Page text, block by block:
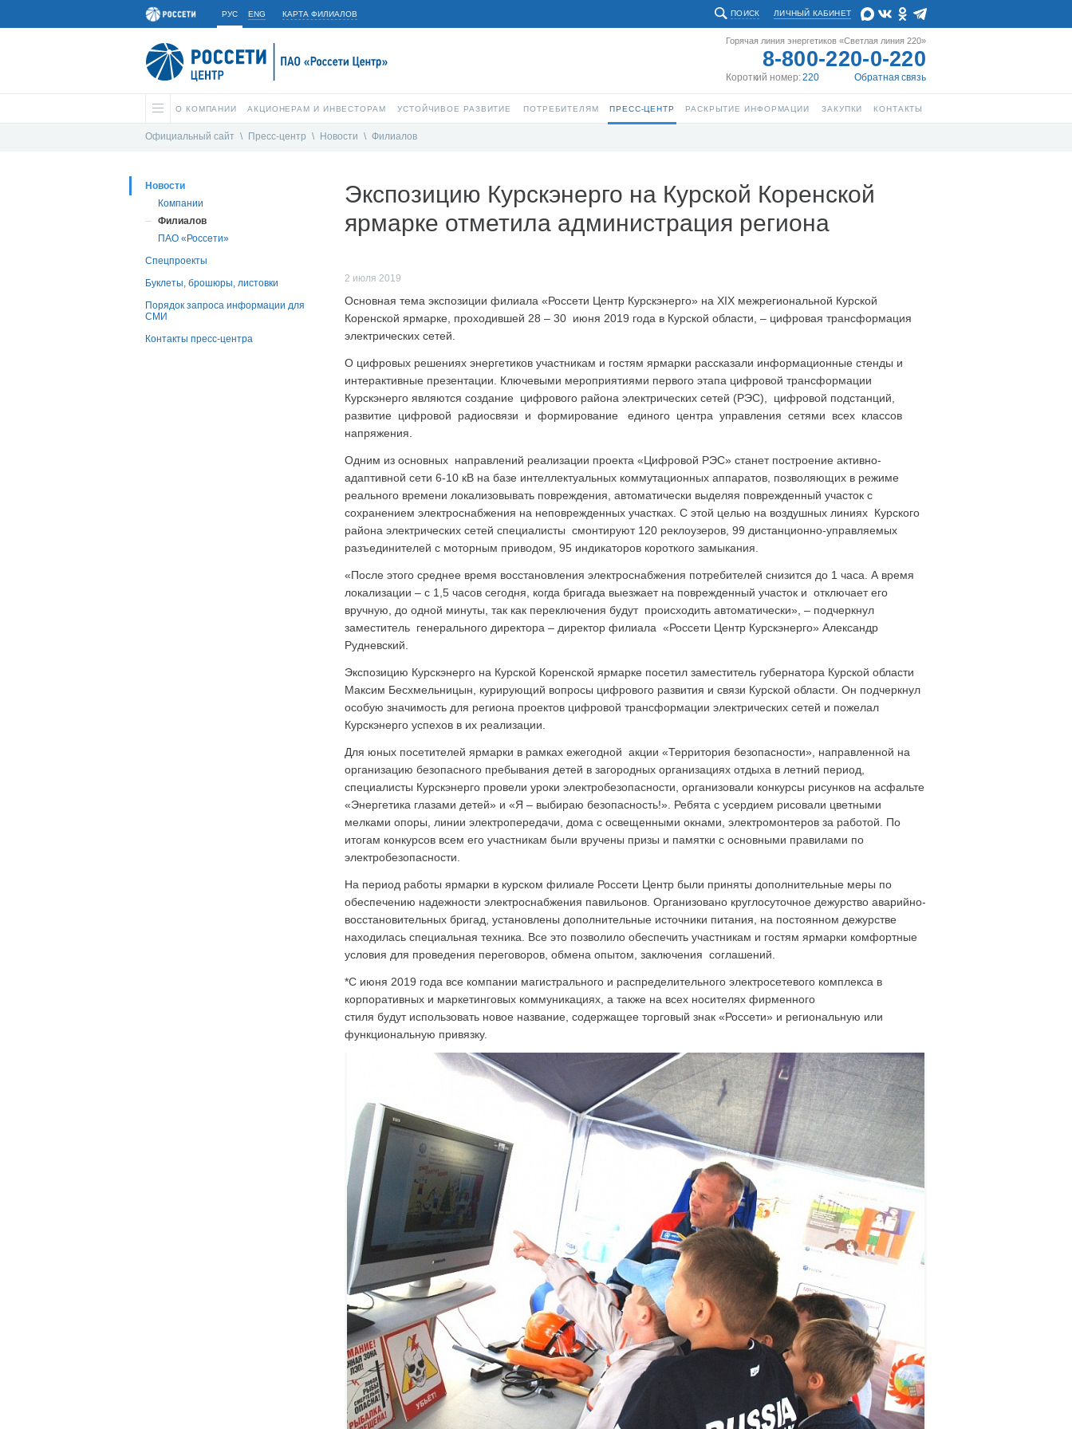
РУС ENG КАРТА ФИЛИАЛОВ ЛИЧНЫЙ КАБИНЕТ
ПОИСК
Горячая линия энергетиков «Светлая линия 220»
8-800-220-0-220
Короткий номер:220 Обратная связь
О КОМПАНИИ АКЦИОНЕРАМ И ИНВЕСТОРАМ УСТОЙЧИВОЕ РАЗВИТИЕ ПОТРЕБИТЕЛЯМ ПРЕСС-ЦЕНТР РАСКРЫТИЕ ИНФОРМАЦИИ ЗАКУПКИ КОНТАКТЫ
Официальный сайт \ Пресс-центр \ Новости \ Филиалов
Новости
Компании
Филиалов
ПАО «Россети»
Спецпроекты
Буклеты, брошюры, листовки
Порядок запроса информации для
СМИ
Контакты пресс-центра
Экспозицию Курскэнерго на Курской Коренской
ярмарке отметила администрация региона
2 июля 2019
Основная тема экспозиции филиала «Россети Центр Курскэнерго» на XIX межрегиональной Курской
Коренской ярмарке, проходившей 28 – 30 июня 2019 года в Курской области, – цифровая трансформация
электрических сетей.
О цифровых решениях энергетиков участникам и гостям ярмарки рассказали информационные стенды и
интерактивные презентации. Ключевыми мероприятиями первого этапа цифровой трансформации
Курскэнерго являются создание цифрового района электрических сетей (РЭС), цифровой подстанций,
развитие цифровой радиосвязи и формирование единого центра управления сетями всех классов
напряжения.
Одним из основных направлений реализации проекта «Цифровой РЭС» станет построение активно-
адаптивной сети 6-10 кВ на базе интеллектуальных коммутационных аппаратов, позволяющих в режиме
реального времени локализовывать повреждения, автоматически выделяя поврежденный участок с
сохранением электроснабжения на неповрежденных участках. С этой целью на воздушных линиях Курского
района электрических сетей специалисты смонтируют 120 реклоузеров, 99 дистанционно-управляемых
разъединителей с моторным приводом, 95 индикаторов короткого замыкания.
«После этого среднее время восстановления электроснабжения потребителей снизится до 1 часа. А время
локализации – с 1,5 часов сегодня, когда бригада выезжает на поврежденный участок и отключает его
вручную, до одной минуты, так как переключения будут происходить автоматически», – подчеркнул
заместитель генерального директора – директор филиала «Россети Центр Курскэнерго» Александр
Рудневский.
Экспозицию Курскэнерго на Курской Коренской ярмарке посетил заместитель губернатора Курской области
Максим Бесхмельницын, курирующий вопросы цифрового развития и связи Курской области. Он подчеркнул
особую значимость для региона проектов цифровой трансформации электрических сетей и пожелал
Курскэнерго успехов в их реализации.
Для юных посетителей ярмарки в рамках ежегодной акции «Территория безопасности», направленной на
организацию безопасного пребывания детей в загородных организациях отдыха в летний период,
специалисты Курскэнерго провели уроки электробезопасности, организовали конкурсы рисунков на асфальте
«Энергетика глазами детей» и «Я – выбираю безопасность!». Ребята с усердием рисовали цветными
мелками опоры, линии электропередачи, дома с освещенными окнами, электромонтеров за работой. По
итогам конкурсов всем его участникам были вручены призы и памятки с основными правилами по
электробезопасности.
На период работы ярмарки в курском филиале Россети Центр были приняты дополнительные меры по
обеспечению надежности электроснабжения павильонов. Организовано круглосуточное дежурство аварийно-
восстановительных бригад, установлены дополнительные источники питания, на постоянном дежурстве
находилась специальная техника. Все это позволило обеспечить участникам и гостям ярмарки комфортные
условия для проведения переговоров, обмена опытом, заключения соглашений.
*С июня 2019 года все компании магистрального и распределительного электросетевого комплекса в
корпоративных и маркетинговых коммуникациях, а также на всех носителях фирменного
стиля будут использовать новое название, содержащее торговый знак «Россети» и региональную или
функциональную привязку.